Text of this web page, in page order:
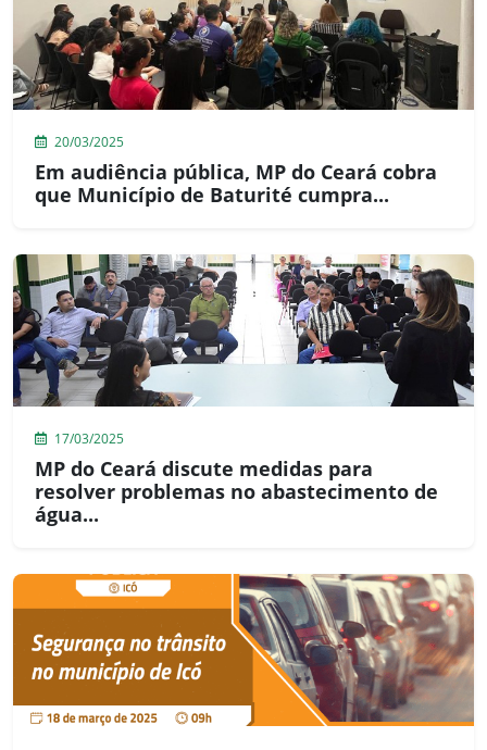
20/03/2025
Em audiência pública, MP do Ceará cobra
que Município de Baturité cumpra...
17/03/2025
MP do Ceará discute medidas para
resolver problemas no abastecimento de
água...